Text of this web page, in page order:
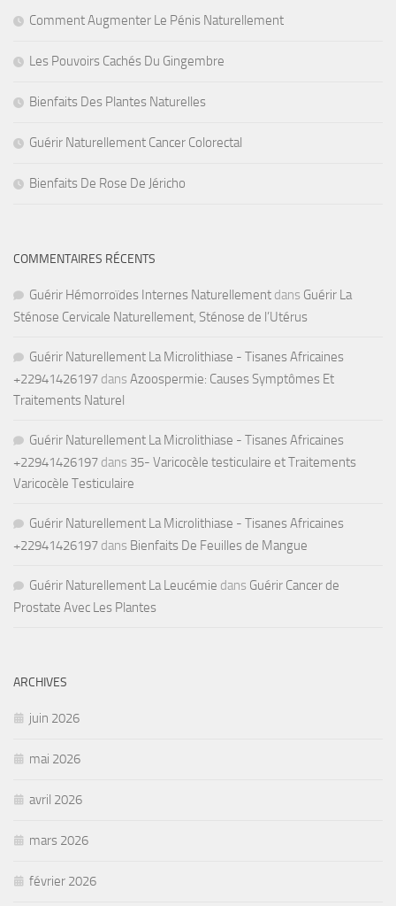
Comment Augmenter Le Pénis Naturellement
Les Pouvoirs Cachés Du Gingembre
Bienfaits Des Plantes Naturelles
Guérir Naturellement Cancer Colorectal
Bienfaits De Rose De Jéricho
COMMENTAIRES RÉCENTS
Guérir Hémorroïdes Internes Naturellement dans Guérir La
Sténose Cervicale Naturellement, Sténose de l’Utérus
Guérir Naturellement La Microlithiase - Tisanes Africaines
+22941426197 dans Azoospermie: Causes Symptômes Et
Traitements Naturel
Guérir Naturellement La Microlithiase - Tisanes Africaines
+22941426197 dans 35- Varicocèle testiculaire et Traitements
Varicocèle Testiculaire
Guérir Naturellement La Microlithiase - Tisanes Africaines
+22941426197 dans Bienfaits De Feuilles de Mangue
Guérir Naturellement La Leucémie dans Guérir Cancer de
Prostate Avec Les Plantes
ARCHIVES
juin 2026
mai 2026
avril 2026
mars 2026
février 2026